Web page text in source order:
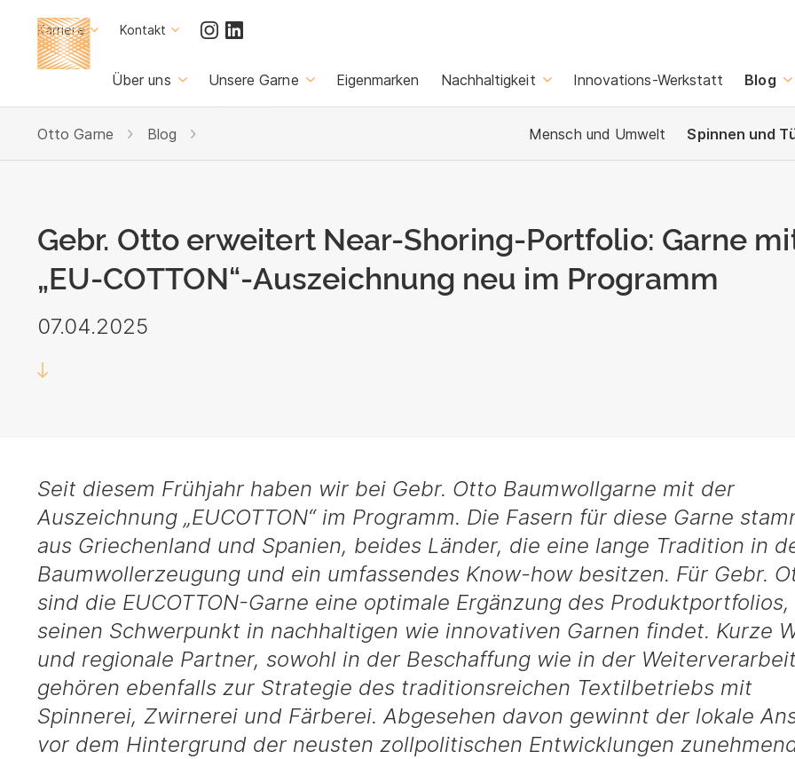
Über uns Unsere Garne Eigenmarken Nachhaltigkeit Innovations-Werkstatt Blog
Karriere Kontakt
Otto Garne Blog Mensch und Umwelt Spinnen und
Gebr. Otto erweitert Near-Shoring-Portfolio: Garne
„EU-COTTON“-Auszeichnung neu im Programm
07.04.2025
Seit diesem Frühjahr haben wir bei Gebr. Otto Baumwollgarne mit der
Auszeichnung „EUCOTTON“ im Programm. Die Fasern für diese Garne
aus Griechenland und Spanien, beides Länder, die eine lange Tradition in
Baumwollerzeugung und ein umfassendes Know-how besitzen. Für Gebr.
sind die EUCOTTON-Garne eine optimale Ergänzung des Produktportfolios,
seinen Schwerpunkt in nachhaltigen wie innovativen Garnen findet. Kurze
und regionale Partner, sowohl in der Beschaffung wie in der
gehören ebenfalls zur Strategie des traditionsreichen Textilbetriebs mit
Spinnerei, Zwirnerei und Färberei. Abgesehen davon gewinnt der lokale
vor dem Hintergrund der neusten zollpolitischen Entwicklungen